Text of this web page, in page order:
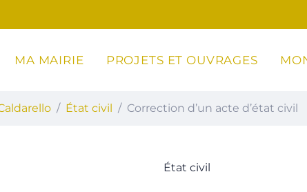
Caldarello
MA MAIRIE PROJETS ET OUVRAGES
État civil Correction d’un acte d’état civil
État civil